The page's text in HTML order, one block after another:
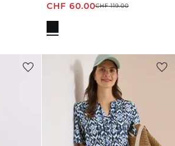
CHF 60.00CHF119.00